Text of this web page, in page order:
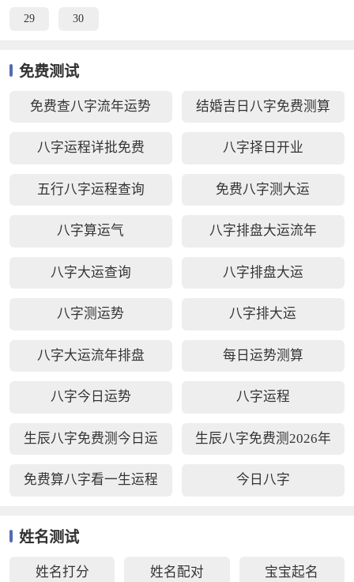
29 30
免费测试
免费查八字流年运势 结婚吉日八字免费测算
八字运程详批免费 八字择日开业
五行八字运程查询 免费八字测大运
八字算运气 八字排盘大运流年
八字大运查询 八字排盘大运
八字测运势 八字排大运
八字大运流年排盘 每日运势测算
八字今日运势 八字运程
生辰八字免费测今日运
势
生辰八字免费测2026年
运势
免费算八字看一生运程 今日八字
姓名测试
姓名打分 姓名配对 宝宝起名